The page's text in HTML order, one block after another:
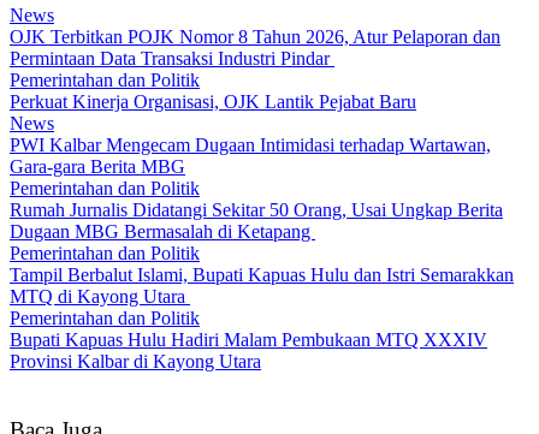
News
OJK Terbitkan POJK Nomor 8 Tahun 2026, Atur Pelaporan dan
Permintaan Data Transaksi Industri Pindar
Pemerintahan dan Politik
Perkuat Kinerja Organisasi, OJK Lantik Pejabat Baru
News
PWI Kalbar Mengecam Dugaan Intimidasi terhadap Wartawan,
Gara-gara Berita MBG
Pemerintahan dan Politik
Rumah Jurnalis Didatangi Sekitar 50 Orang, Usai Ungkap Berita
Dugaan MBG Bermasalah di Ketapang
Pemerintahan dan Politik
Tampil Berbalut Islami, Bupati Kapuas Hulu dan Istri Semarakkan
MTQ di Kayong Utara
Pemerintahan dan Politik
Bupati Kapuas Hulu Hadiri Malam Pembukaan MTQ XXXIV
Provinsi Kalbar di Kayong Utara